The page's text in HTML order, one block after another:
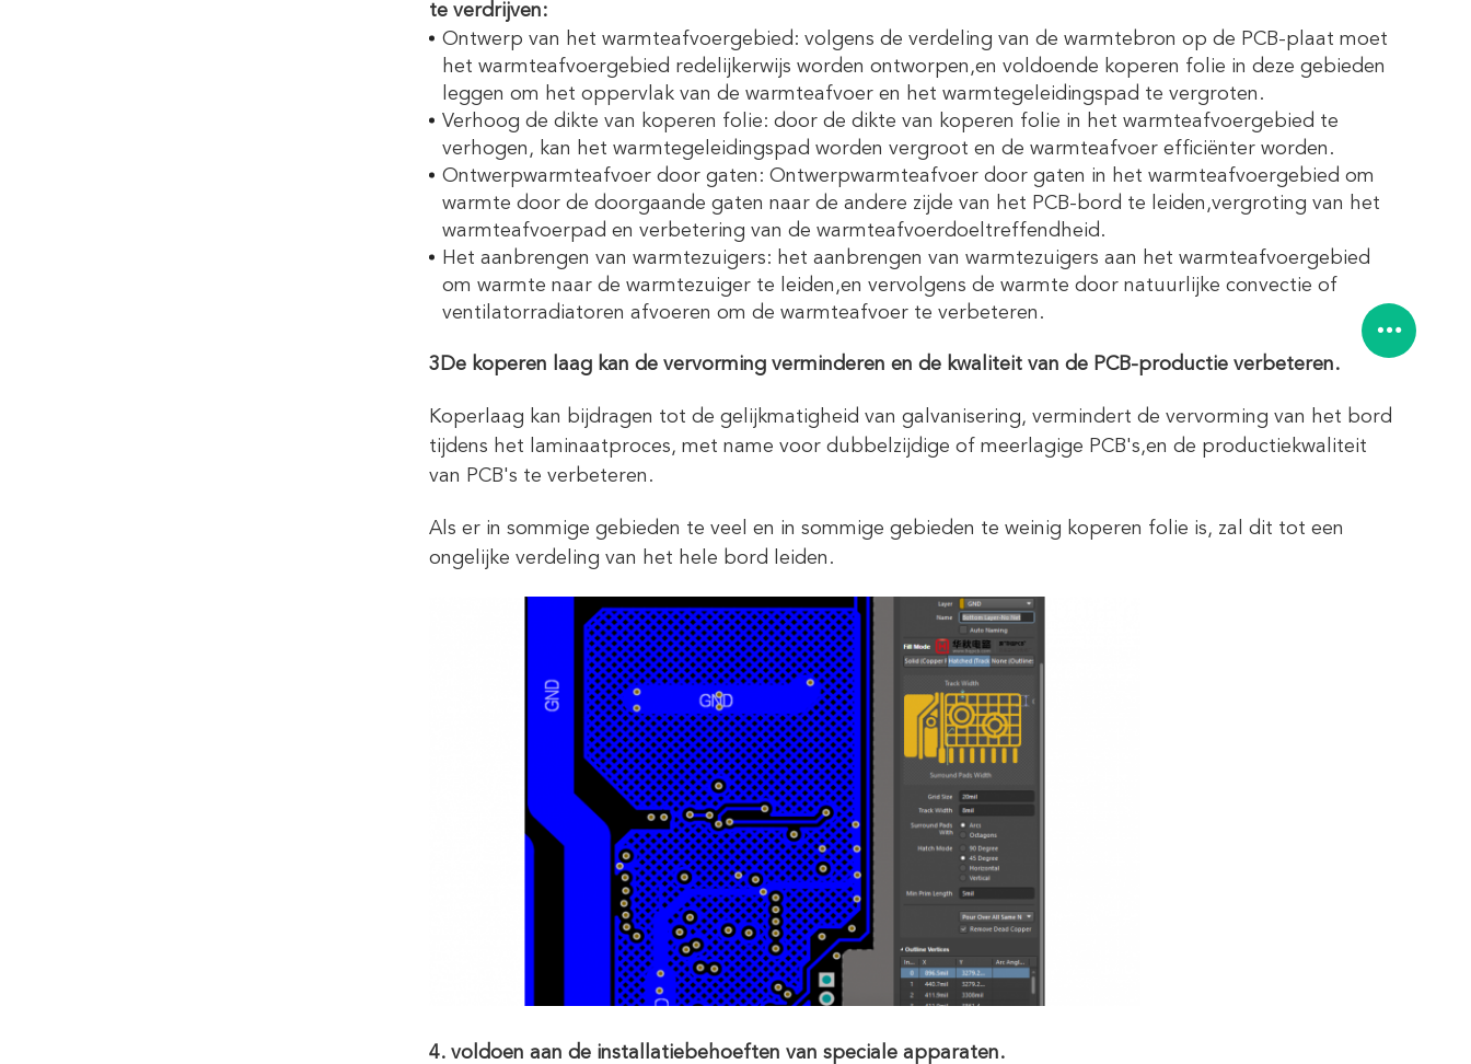
te verdrijven:
Ontwerp van het warmteafvoergebied: volgens de verdeling van de warmtebron op de PCB-plaat moet
het warmteafvoergebied redelijkerwijs worden ontworpen,en voldoende koperen folie in deze gebieden
leggen om het oppervlak van de warmteafvoer en het warmtegeleidingspad te vergroten.
Verhoog de dikte van koperen folie: door de dikte van koperen folie in het warmteafvoergebied te
verhogen, kan het warmtegeleidingspad worden vergroot en de warmteafvoer efficiënter worden.
Ontwerpwarmteafvoer door gaten: Ontwerpwarmteafvoer door gaten in het warmteafvoergebied om
warmte door de doorgaande gaten naar de andere zijde van het PCB-bord te leiden,vergroting van het
warmteafvoerpad en verbetering van de warmteafvoerdoeltreffendheid.
Het aanbrengen van warmtezuigers: het aanbrengen van warmtezuigers aan het warmteafvoergebied
om warmte naar de warmtezuiger te leiden,en vervolgens de warmte door natuurlijke convectie of
ventilatorradiatoren afvoeren om de warmteafvoer te verbeteren.
3De koperen laag kan de vervorming verminderen en de kwaliteit van de PCB-productie verbeteren.
Koperlaag kan bijdragen tot de gelijkmatigheid van galvanisering, vermindert de vervorming van het bord
tijdens het laminaatproces, met name voor dubbelzijdige of meerlagige PCB's,en de productiekwaliteit
van PCB's te verbeteren.
Als er in sommige gebieden te veel en in sommige gebieden te weinig koperen folie is, zal dit tot een
ongelijke verdeling van het hele bord leiden.
4. voldoen aan de installatiebehoeften van speciale apparaten.